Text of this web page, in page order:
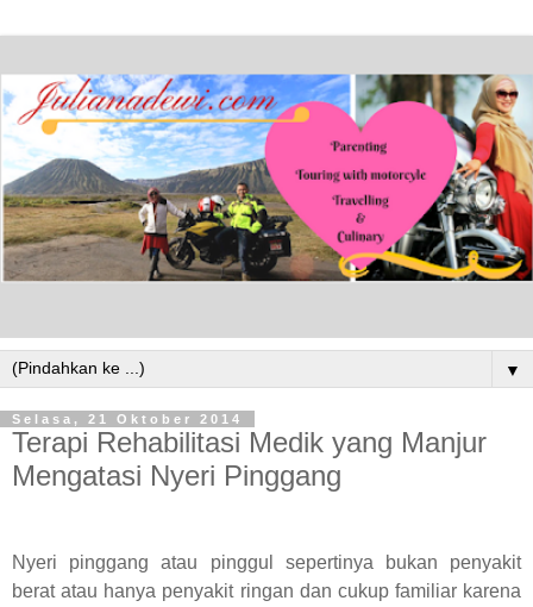
▼
Selasa, 21 Oktober 2014
Terapi Rehabilitasi Medik yang Manjur
Mengatasi Nyeri Pinggang
Nyeri pinggang atau pinggul sepertinya bukan penyakit
berat atau hanya penyakit ringan dan cukup familiar karena